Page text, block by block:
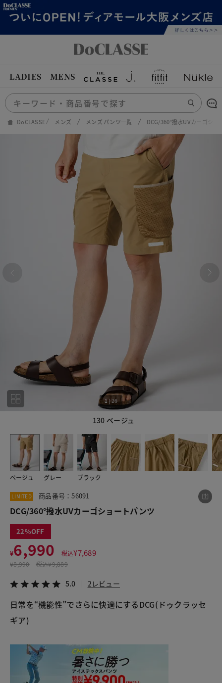
LADIES MENS
DoCLASSE メンズ メンズ パンツ一覧 DCG/360°撥水UVカーゴショ
130 ベージュ
1 |26
ベージュ グレー ブラック
1
LIMITED 商品番号：56091
DCG/360°撥水UVカーゴショートパンツ
22
¥6,990 税込¥7,689
¥8,990 税込¥9,889
5.0 2レビュー
日常を“機能性”でさらに快適にするDCG(ドゥクラッセ
ギア)
この商品をシェアする
DCG/360°撥水UVカーゴショートパンツ
LINE X